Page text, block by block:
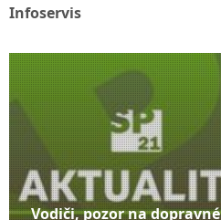
Infoservis
Vodiči, pozor na dopravné